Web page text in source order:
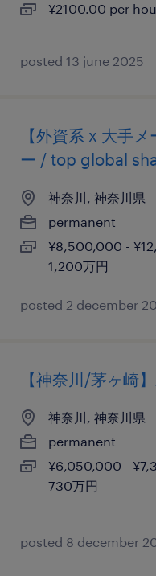
¥2100.00 per
posted 13 june 2025
【外資系 x 大手
ー / top global
神奈川, 神奈川県
permanent
¥8,500,000 -
1,200万円
posted 2 december
【神奈川/茅ヶ崎
神奈川, 神奈川県
permanent
¥6,050,000 -
730万円
posted 8 december